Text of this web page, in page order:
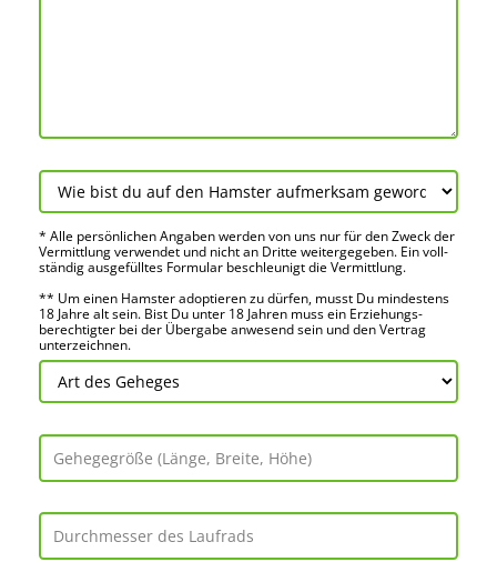
* Alle persön­lichen Angaben werden von uns nur für den Zweck der
Vermitt­lung verwendet und nicht an Dritte weiter­gegeben. Ein voll­
ständig ausge­fülltes Formular beschleu­nigt die Vermitt­lung.
** Um einen Hamster adoptieren zu dürfen, musst Du mindes­tens
18 Jahre alt sein. Bist Du unter 18 Jahren muss ein Erziehungs­
berechtigter bei der Über­gabe anwes­end sein und den Vertrag
unter­zeichnen.